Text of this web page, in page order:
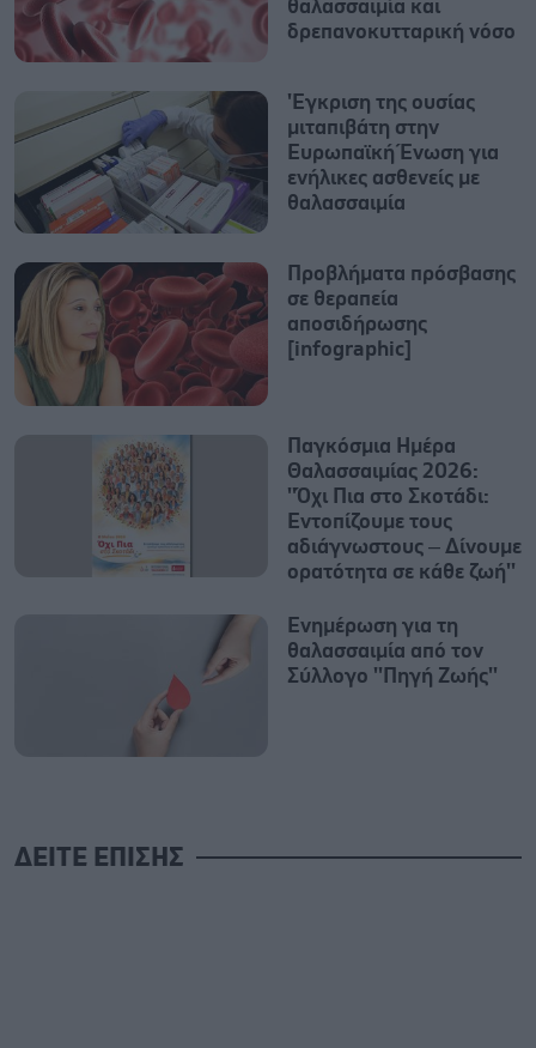
θαλασσαιμία και
δρεπανοκυτταρική νόσο
'Εγκριση της ουσίας
μιταπιβάτη στην
Ευρωπαϊκή Ένωση για
ενήλικες ασθενείς με
θαλασσαιμία
Προβλήματα πρόσβασης
σε θεραπεία
αποσιδήρωσης
[infographic]
Παγκόσμια Ημέρα
Θαλασσαιμίας 2026:
''Όχι Πια στο Σκοτάδι:
Εντοπίζουμε τους
αδιάγνωστους – Δίνουμε
ορατότητα σε κάθε ζωή''
Ενημέρωση για τη
θαλασσαιμία από τον
Σύλλογο ''Πηγή Ζωής''
ΔΕΙΤΕ ΕΠΙΣΗΣ